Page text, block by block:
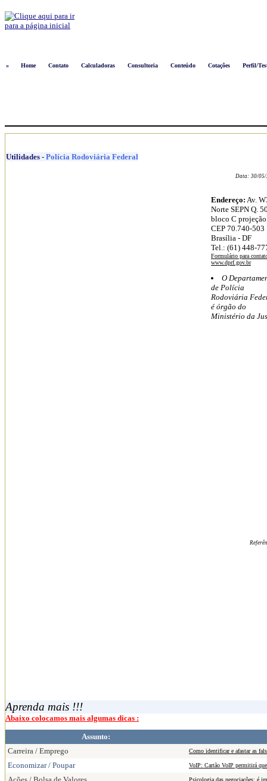
»
Home Contato Calculadoras Consultoria Conteúdo Cotações Perfil/
Utilidades - Polícia Rodoviária Federal
Data: 30/
Endereço: Av.
Norte SEPN Q.
bloco C
CEP 70.740-503
Brasília - DF
Tel.: (61) 448-
Formulário para
www.dprf.gov.br
O
de Polícia
Rodoviária
é órgão do
Ministério da
Aprenda mais !!!
Abaixo colocamos mais algumas dicas :
Assunto:
Carreira / Emprego
Como identificar e afastar as
Economizar / Poupar VoIP: Cartão VoIP permitirá
Psicologia das negociações: é